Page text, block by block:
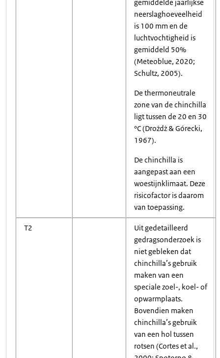
gemiddelde jaarlijkse
neerslaghoeveelheid
is 100 mm en de
luchtvochtigheid is
gemiddeld 50%
(Meteoblue, 2020;
Schultz, 2005).
De thermoneutrale
zone van de chinchilla
ligt tussen de 20 en 30
°C (Drożdż & Górecki,
1967).
De chinchilla is
aangepast aan een
woestijnklimaat. Deze
risicofactor is daarom
van toepassing.
T2
Uit gedetailleerd
gedragsonderzoek is
niet gebleken dat
chinchilla’s gebruik
maken van een
speciale zoel-, koel- of
opwarmplaats.
Bovendien maken
chinchilla’s gebruik
van een hol tussen
rotsen (Cortes et al.,